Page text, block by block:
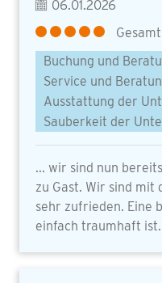
06.01.2026
Buchung und
Service und
Ausstattung der
Sauberkeit der
... wir sind nun
zu Gast. Wir sind mit
sehr zufrieden. Eine
einfach traumhaft